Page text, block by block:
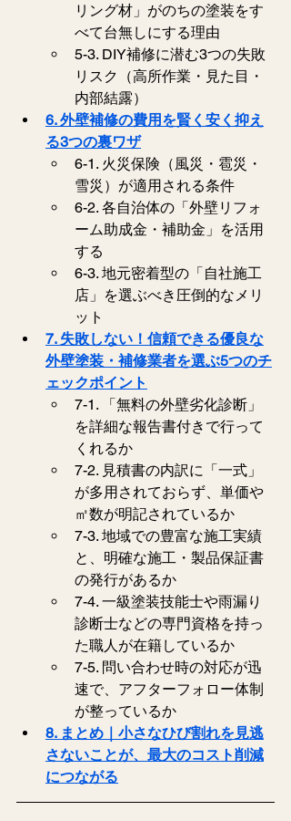
リング材」がのちの塗装をす
べて台無しにする理由
5-3. DIY補修に潜む3つの失敗
リスク（高所作業・見た目・
内部結露）
6. 外壁補修の費用を賢く安く抑え
る3つの裏ワザ
6-1. 火災保険（風災・雹災・
雪災）が適用される条件
6-2. 各自治体の「外壁リフォ
ーム助成金・補助金」を活用
する
6-3. 地元密着型の「自社施工
店」を選ぶべき圧倒的なメリ
ット
7. 失敗しない！信頼できる優良な
外壁塗装・補修業者を選ぶ5つのチ
ェックポイント
7-1. 「無料の外壁劣化診断」
を詳細な報告書付きで行って
くれるか
7-2. 見積書の内訳に「一式」
が多用されておらず、単価や
㎡数が明記されているか
7-3. 地域での豊富な施工実績
と、明確な施工・製品保証書
の発行があるか
7-4. 一級塗装技能士や雨漏り
診断士などの専門資格を持っ
た職人が在籍しているか
7-5. 問い合わせ時の対応が迅
速で、アフターフォロー体制
が整っているか
8. まとめ｜小さなひび割れを見逃
さないことが、最大のコスト削減
につながる